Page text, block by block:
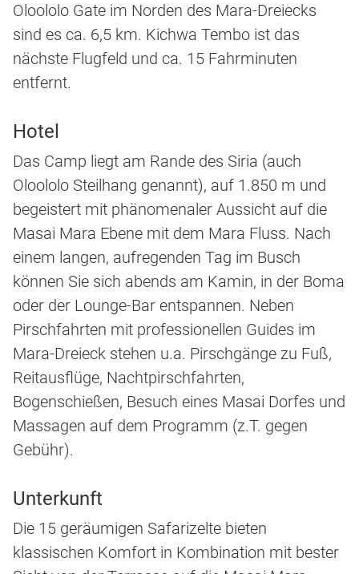
Oloololo Gate im Norden des Mara-Dreiecks
sind es ca. 6,5 km. Kichwa Tembo ist das
nächste Flugfeld und ca. 15 Fahrminuten
entfernt.
Hotel
Das Camp liegt am Rande des Siria (auch
Oloololo Steilhang genannt), auf 1.850 m und
begeistert mit phänomenaler Aussicht auf die
Masai Mara Ebene mit dem Mara Fluss. Nach
einem langen, aufregenden Tag im Busch
können Sie sich abends am Kamin, in der Boma
oder der Lounge-Bar entspannen. Neben
Pirschfahrten mit professionellen Guides im
Mara-Dreieck stehen u.a. Pirschgänge zu Fuß,
Reitausflüge, Nachtpirschfahrten,
Bogenschießen, Besuch eines Masai Dorfes und
Massagen auf dem Programm (z.T. gegen
Gebühr).
Unterkunft
Die 15 geräumigen Safarizelte bieten
klassischen Komfort in Kombination mit bester